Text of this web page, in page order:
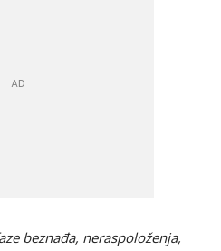
beznađa, neraspoloženja,